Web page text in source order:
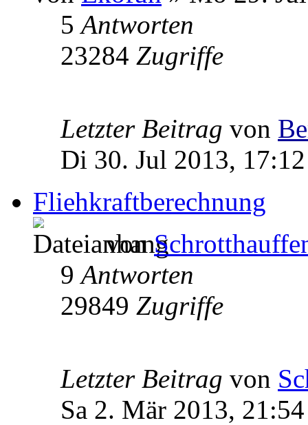
5Antworten
23284 Zugriffe
Letzter Beitrag von
Di 30. Jul 2013, 17:12
Fliehkraftberechnung
von
9Antworten
29849 Zugriffe
Letzter Beitrag von
Sa 2. Mär 2013, 21:54